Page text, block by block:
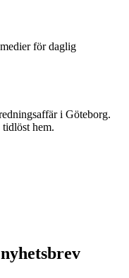
för daglig
i Göteborg.
hem.